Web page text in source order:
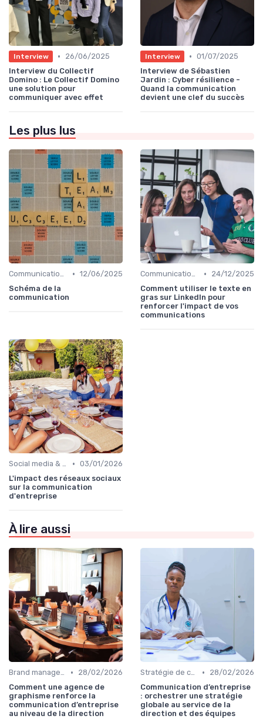
Interview •
26/06/2025
Interview du Collectif
Domino : Le Collectif Domino
une solution pour
communiquer avec effet
Interview • 01/07/2025
Interview de Sébastien
Jardin : Cyber résilience -
Quand la communication
devient une clef du succès
Les plus lus
Communication digitale & omnicanale • 12/06/2025
Schéma de la
communication
Communication digitale & omnicanale •
24/12/2025
Comment utiliser le texte en
gras sur LinkedIn pour
renforcer l'impact de vos
communications
Social media & e-réputation • 03/01/2026
L'impact des réseaux sociaux
sur la communication
d'entreprise
À lire aussi
Brand management & branding •
28/02/2026
Comment une agence de
graphisme renforce la
communication d’entreprise
au niveau de la direction
Stratégie de communication d’entreprise •
28/02/2026
Communication d’entreprise
: orchestrer une stratégie
globale au service de la
direction et des équipes